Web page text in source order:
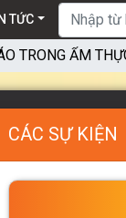
TỨC Tìm kiếm:
TRONG ẨM
CÁC SỰ KIỆN